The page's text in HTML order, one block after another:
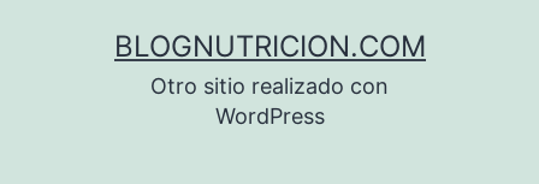
BLOGNUTRICION.COM
Otro sitio realizado con
WordPress